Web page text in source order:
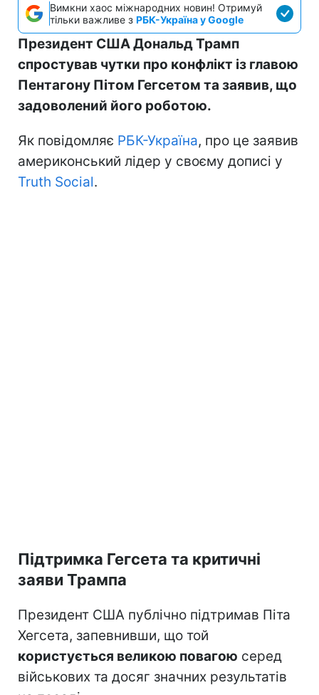
Вимкни хаос міжнародних новин! Отримуй
тільки важливе з РБК-Україна у Google
Президент США Дональд Трамп
спростував чутки про конфлікт із главою
Пентагону Пітом Гегсетом та заявив, що
задоволений його роботою.
Як повідомляє РБК-Україна, про це заявив
америконський лідер у своєму дописі у
Truth Social.
Підтримка Гегсета та критичні
заяви Трампа
Президент США публічно підтримав Піта
Хегсета, запевнивши, що той
користується великою повагою серед
військових та досяг значних результатів